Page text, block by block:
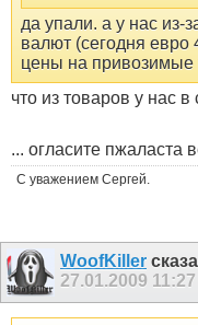
да упали. а у нас из-
валют (сегодня
цены на привозимые
что из товаров у нас
... огласите пжаласта
С уважением Сергей.
WoofKiller
27.01.2009 11:27